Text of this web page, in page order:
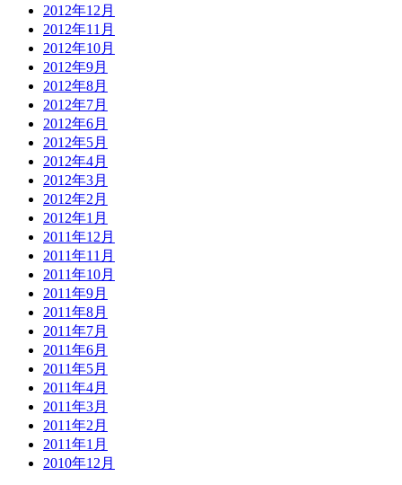
2012年12月
2012年11月
2012年10月
2012年9月
2012年8月
2012年7月
2012年6月
2012年5月
2012年4月
2012年3月
2012年2月
2012年1月
2011年12月
2011年11月
2011年10月
2011年9月
2011年8月
2011年7月
2011年6月
2011年5月
2011年4月
2011年3月
2011年2月
2011年1月
2010年12月